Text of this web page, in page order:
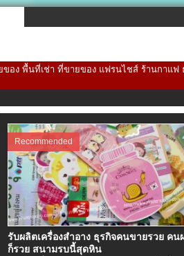
อง พื้นที่เช่า ที่ขายของ แฟรนไชส์ ร้านกาแฟ
Recommended
รับผลิตเครื่องสําอาง ธุรกิจคนขายรวย คน
ก็รวย สนามรบนี้สุดหิน